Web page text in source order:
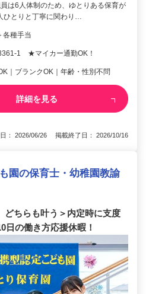
は6人体制のため、ゆとりある保育が
ひとりと丁寧に関わり…
各種手当
★マイカー通勤OK！
｜ブランクOK｜年齢・性別不問
詳細を見る
： 2026/06/26 掲載終了日： 2026/10/16
園の保育士・幼稚園教諭
どちらも叶う＞内定時に支度
日の働き方応援休暇！